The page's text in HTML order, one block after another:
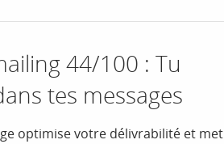
44/100 : Tu
tes messages
optimise votre délivrabilité et met